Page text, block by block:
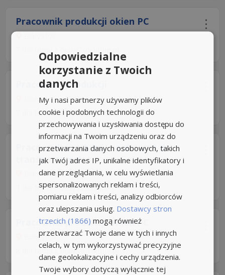
Pracownik produkcji okien PC
Pracownik produkcji
Białystok
7 dni temu z bialystokonline.pl
Pracownik produkcji opakowań do
transportu palet
Białystok
7 dni temu zbialystokonline.pl
Pracownik produkcji okien PC
Białystok
8 dni temu zbialystokonline.pl
Odpowiedzialne
korzystanie z Twoich
danych
My i nasi partnerzy używamy plików
cookie i podobnych technologii do
przechowywania i uzyskiwania dostępu do
informacji na Twoim urządzeniu oraz do
przetwarzania danych osobowych, takich
jak Twój adres IP, unikalne identyfikatory i
dane przeglądania, w celu wyświetlania
spersonalizowanych reklam i treści,
pomiaru reklam i treści, analizy odbiorców
oraz ulepszania usług. Dostawcy stron
trzecich (1866) mogą również
przetwarzać Twoje dane w tych i innych
celach, w tym wykorzystywać precyzyjne
dane geolokalizacyjne i cechy urządzenia.
Twoje wybory dotyczą wyłącznie tej